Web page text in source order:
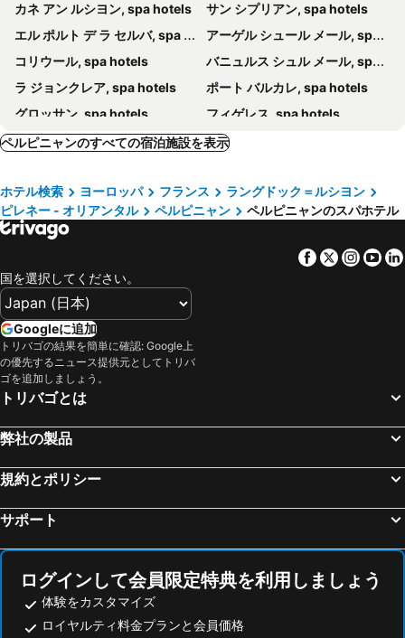
カネ アン ルシヨン, spa hotels
サン シプリアン, spa hotels
エル ポルト デ ラ セルバ, spa hotels
アーゲル シュール メール, spa hotels
コリウール, spa hotels
バニュルス シュル メール, spa hotels
ラ ジョンクレア, spa hotels
ポート バルカレ, spa hotels
グロッサン, spa hotels
フィゲレス, spa hotels
Peralada, spa hotels
Torreilles, spa hotels
レフカダ, spa hotels
リャンサ, spa hotels
Massanet de Cabrenys, spa hotels
ヴェルネ・レ・バン, spa hotels
Pau, spa hotels
Sorède, spa hotels
Aviñonet de Puig Ventós, spa hotels
Prades, spa hotels
Vilamaniscle, spa hotels
アメリ レ バン, spa hotels
セレ, spa hotels
Treilles, spa hotels
リヴザルト, spa hotels
Bélesta, spa hotels
Saint-Hippolyte, spa hotels
Darnius, spa hotels
Claira, spa hotels
ペルピニャンのすべての宿泊施設を表示
ホテル検索 ヨーロッパ フランス
ラングドック＝ルシヨン
ピレネー - オリアンタル
ペルピニャン ペルピニャンのスパホテル
Facebook
Twitter
国を選択してください。
Googleに追加
トリバゴの結果を簡単に確認: Google上
の優先するニュース提供元としてトリバ
ゴを追加しましょう。
トリバゴとは
弊社の製品
規約とポリシー
サポート
ログインして会員限定特典を利用しましょう
体験をカスタマイズ
ロイヤルティ料金プランと会員価格